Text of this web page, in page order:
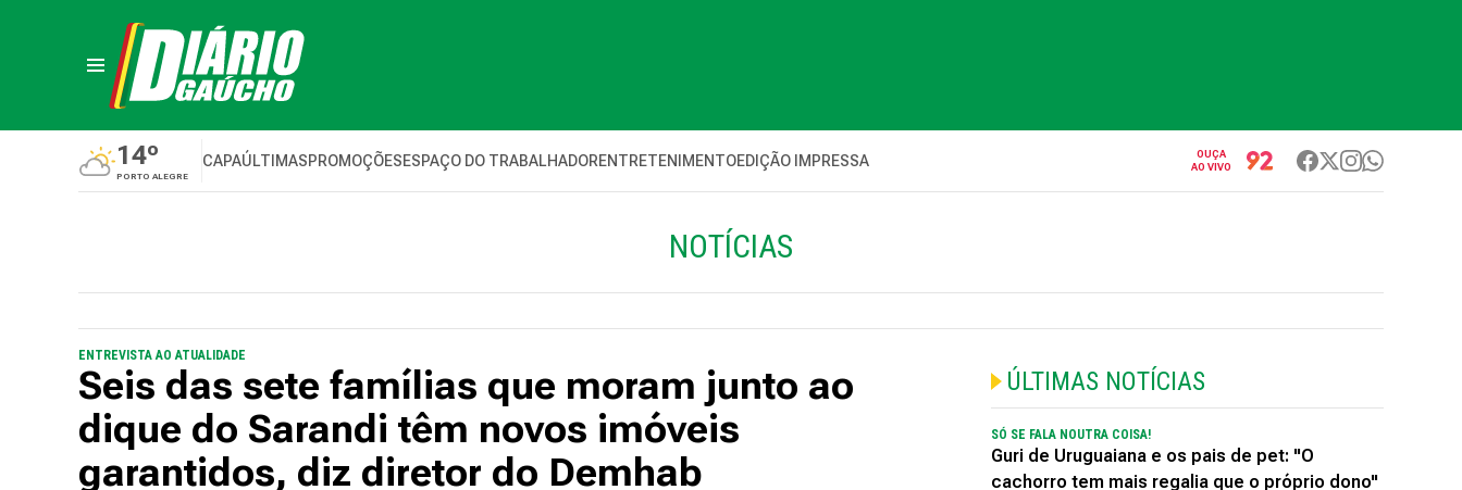
14º
PORTO ALEGRE
CAPAÚLTIMASPROMOÇÕESESPAÇO DO TRABALHADORENTRETENIMENTOEDIÇÃO IMPRESSA
OUÇA
AO VIVO
NOTÍCIAS
ENTREVISTA AO ATUALIDADE
Seis das sete famílias que moram junto ao
dique do Sarandi têm novos imóveis
garantidos, diz diretor do Demhab
ÚLTIMAS NOTÍCIAS
SÓ SE FALA NOUTRA COISA!
Guri de Uruguaiana e os pais de pet: "O
cachorro tem mais regalia que o próprio dono"